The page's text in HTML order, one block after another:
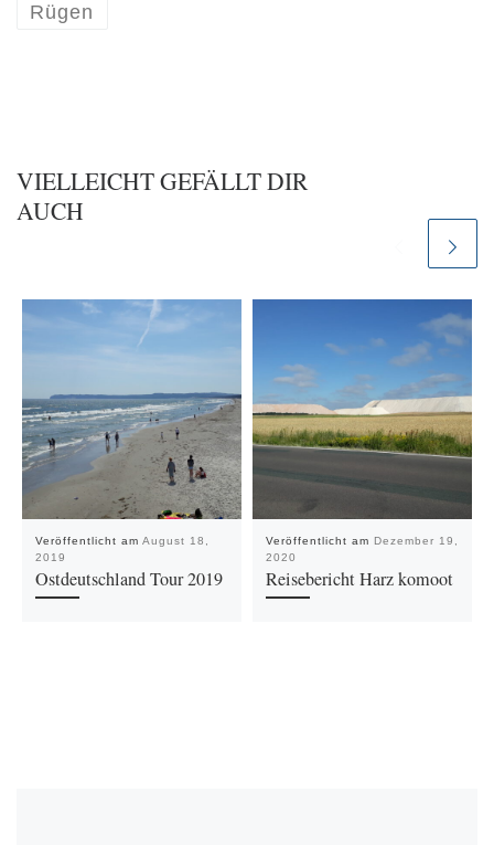
Rügen
VIELLEICHT GEFÄLLT DIR
AUCH
Veröffentlicht am August 18,
2019
Ostdeutschland Tour 2019
Veröffentlicht am Dezember 19,
2020
Reisebericht Harz komoot